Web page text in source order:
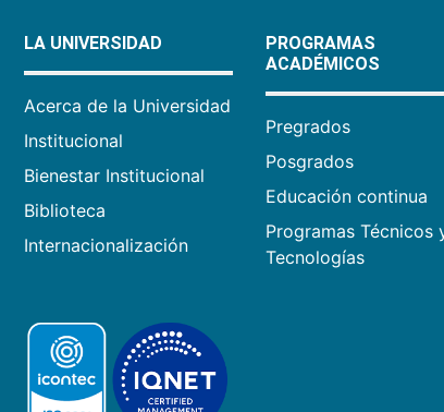
LA UNIVERSIDAD
Acerca de la Universidad
Institucional
Bienestar Institucional
Biblioteca
Internacionalización
PROGRAMAS
ACADÉMICOS
Pregrados
Posgrados
Educación continua
Programas Técnicos
Tecnologías